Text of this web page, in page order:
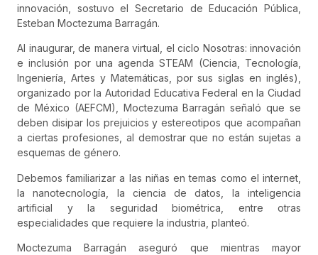
innovación, sostuvo el Secretario de Educación Pública,
Esteban Moctezuma Barragán.
Al inaugurar, de manera virtual, el ciclo Nosotras: innovación
e inclusión por una agenda STEAM (Ciencia, Tecnología,
Ingeniería, Artes y Matemáticas, por sus siglas en inglés),
organizado por la Autoridad Educativa Federal en la Ciudad
de México (AEFCM), Moctezuma Barragán señaló que se
deben disipar los prejuicios y estereotipos que acompañan
a ciertas profesiones, al demostrar que no están sujetas a
esquemas de género.
Debemos familiarizar a las niñas en temas como el internet,
la nanotecnología, la ciencia de datos, la inteligencia
artificial y la seguridad biométrica, entre otras
especialidades que requiere la industria, planteó.
Moctezuma Barragán aseguró que mientras mayor